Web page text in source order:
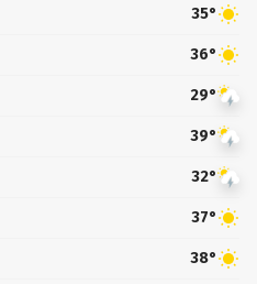
35°
36°
29°
39°
32°
37°
38°